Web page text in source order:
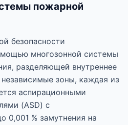
пожарной
безопасности
многозонной системы
разделяющей внутреннее
зоны, каждая из
аспирационными
(ASD) с
0,001 % замутнения на